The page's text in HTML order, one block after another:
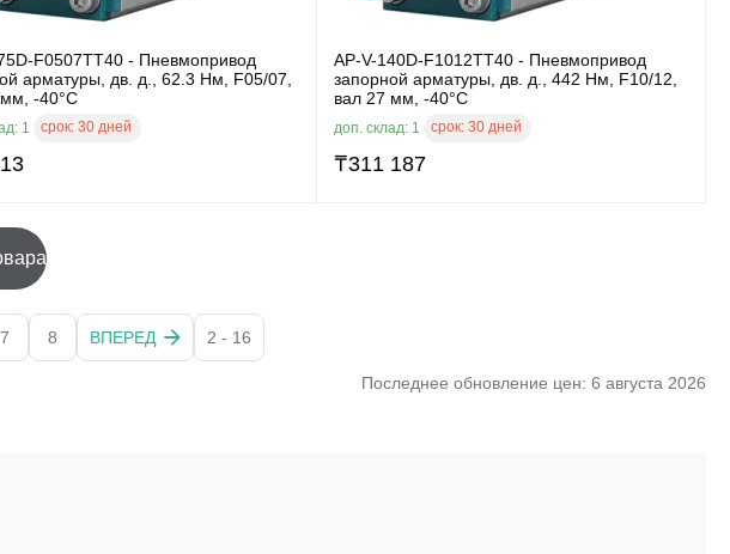
F0507TT40 - Пневмопривод
арматуры, дв. д., 62.3 Нм, F05/07,
-40°C
1 срок: 30 дней
AP-V-140D-F1012TT40 - Пневмопривод
запорной арматуры, дв. д., 442 Нм, F10/12,
вал 27 мм, -40°C
доп. склад: 1 срок: 30 дней
₸311 187
7 8 ВПЕРЕД 2 - 16
Последнее обновление цен: 6 августа 2026